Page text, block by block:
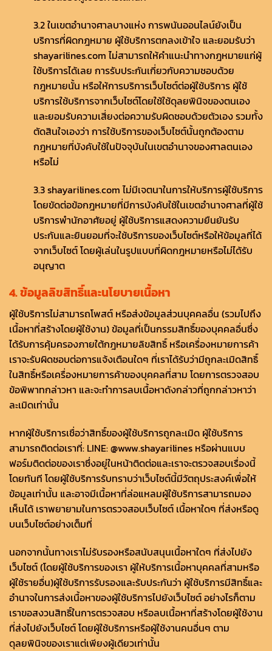
3.2 ในเขตอำนาจศาลบางแห่ง การพนันออนไลน์ยังเป็น
บริการที่ผิดกฎหมาย ผู้ใช้บริการตกลงเข้าใจ และยอมรับว่า
shayarilines.com ไม่สามารถให้คำแนะนำทางกฎหมายแก่ผู้
ใช้บริการได้เลย การรับประกันเกี่ยวกับความชอบด้วย
กฎหมายนั้น หรือให้การบริการเว็บไซต์ต่อผู้ใช้บริการ ผู้ใช้
บริการใช้บริการจากเว็บไซต์โดยใช้ใช้ดุลยพินิจของตนเอง
และยอมรับความเสี่ยงต่อความรับผิดชอบด้วยตัวเอง รวมทั้ง
ตัดสินใจเองว่า การใช้บริการของเว็บไซต์นั้นถูกต้องตาม
กฎหมายที่บังคับใช้ในปัจจุบันในเขตอำนาจของศาลตนเอง
หรือไม่
3.3 shayarilines.com ไม่มีเจตนาในการให้บริการผู้ใช้บริการ
โดยขัดต่อข้อกฎหมายที่มีการบังคับใช้ในเขตอำนาจศาลที่ผู้ใช้
บริการพำนักอาศัยอยู่ ผู้ใช้บริการแสดงความยืนยันรับ
ประกันและยินยอมที่จะใช้บริการของเว็บไซต์หรือให้ข้อมูลที่ได้
จากเว็บไซต์ โดยผู้เล่นในรูปแบบที่ผิดกฎหมายหรือไม่ได้รับ
อนุญาต
4. ข้อมูลลิขสิทธิ์และนโยบายเนื้อหา
ผู้ใช้บริการไม่สามารถโพสต์ หรือส่งข้อมูลส่วนบุคคลอื่น (รวมไปถึง
เนื้อหาที่สร้างโดยผู้ใช้งาน) ข้อมูลที่เป็นกรรมสิทธิ์ของบุคคลอื่นซึ่ง
ได้รับการคุ้มครองภายใต้กฎหมายลิขสิทธิ์ หรือเครื่องหมายการค้า
เราจะรับผิดชอบต่อการแจ้งเตือนใดๆ ที่เราได้รับว่ามีถูกละเมิดสิทธิ์
ในสิทธิ์หรือเครื่องหมายการค้าของบุคคลที่สาม โดยการตรวจสอบ
ข้อพิพาทกล่าวหา และจะทำการลบเนื้อหาดังกล่าวที่ถูกกล่าวหาว่า
ละเมิดเท่านั้น
หากผู้ใช้บริการเชื่อว่าสิทธิ์ของผู้ใช้บริการถูกละเมิด ผู้ใช้บริการ
สามารถติดต่อเราที่: LINE: @www.shayarilines หรือผ่านแบบ
ฟอร์มติดต่อของเราซึ่งอยู่ในหน้าติดต่อและเราจะตรวจสอบเรื่องนี้
โดยทันที โดยผู้ใช้บริการรับทราบว่าเว็บไซต์นี้มีวัตถุประสงค์เพื่อให้
ข้อมูลเท่านั้น และอาจมีเนื้อหาที่ล่อแหลมผู้ใช้บริการสามารถมอง
เห็นได้ เราพยายามในการตรวจสอบเว็บไซต์ เนื้อหาใดๆ ที่ส่งหรือดู
บนเว็บไซต์อย่างเต็มที่
นอกจากนั้นทางเราไม่รับรองหรือสนับสนุนเนื้อหาใดๆ ที่ส่งไปยัง
เว็บไซต์ (โดยผู้ใช้บริการของเรา ผู้ให้บริการเนื้อหาบุคคลที่สามหรือ
ผู้ใช้รายอื่น)ผู้ใช้บริการรับรองและรับประกันว่า ผู้ใช้บริการมีสิทธิ์และ
อำนาจในการส่งเนื้อหาของผู้ใช้บริการไปยังเว็บไซต์ อย่างไรก็ตาม
เราขอสงวนสิทธิ์ในการตรวจสอบ หรือลบเนื้อหาที่สร้างโดยผู้ใช้งาน
ที่ส่งไปยังเว็บไซต์ โดยผู้ใช้บริการหรือผู้ใช้งานคนอื่นๆ ตาม
ดุลยพินิจของเราแต่เพียงผู้เดียวเท่านั้น